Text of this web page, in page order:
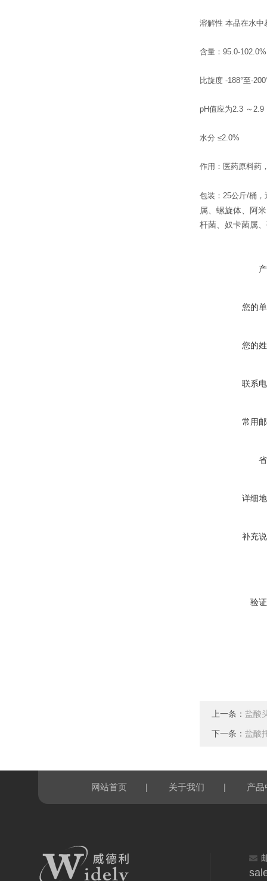
溶解性 本品在水中
含量：95.0-102.0%
比旋度 -188°至-
pH值应为2.3 ～2.9
水分 ≤2.0%
作用：医药原料药
包装：25公斤/桶
属 螺旋体、
阿
杆菌、奴卡菌属、
您的
您的
联系
常用
详细
补充
验
上一条： 盐酸
下一条： 盐酸
网站首页 | 关于我们 | 产品